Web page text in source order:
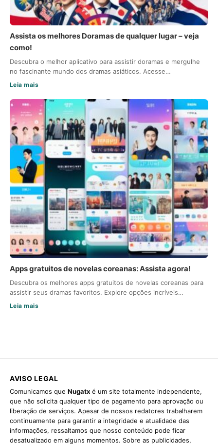
Assista os melhores Doramas de qualquer lugar – veja
como!
Descubra o melhor aplicativo para assistir doramas e mergulhe
no fascinante mundo dos dramas asiáticos. Acesse…
Leia mais
Apps gratuitos de novelas coreanas: Assista agora!
Descubra os melhores apps gratuitos de novelas coreanas para
assistir seus dramas favoritos. Explore opções incríveis…
Leia mais
AVISO LEGAL
Comunicamos que Nugatx é um site totalmente independente,
que não solicita qualquer tipo de pagamento para aprovação ou
liberação de serviços. Apesar de nossos redatores trabalharem
continuamente para garantir a integridade e atualidade das
informações, ressaltamos que nosso conteúdo pode ficar
desatualizado em alguns momentos. Sobre as publicidades,